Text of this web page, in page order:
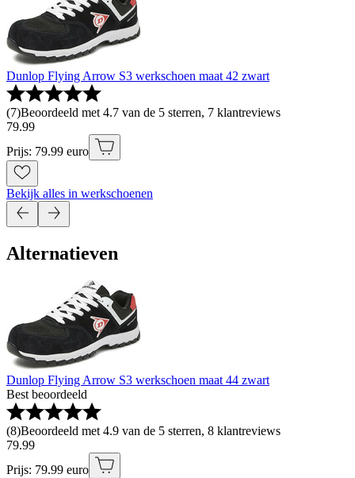
Dunlop Flying Arrow S3 werkschoen maat 42 zwart
(7)Beoordeeld met 4.7 van de 5 sterren, 7 klantreviews
79.99
Prijs: 79.99 euro
Bekijk alles in werkschoenen
Alternatieven
Dunlop Flying Arrow S3 werkschoen maat 44 zwart
Best beoordeeld
(8)Beoordeeld met 4.9 van de 5 sterren, 8 klantreviews
79.99
Prijs: 79.99 euro